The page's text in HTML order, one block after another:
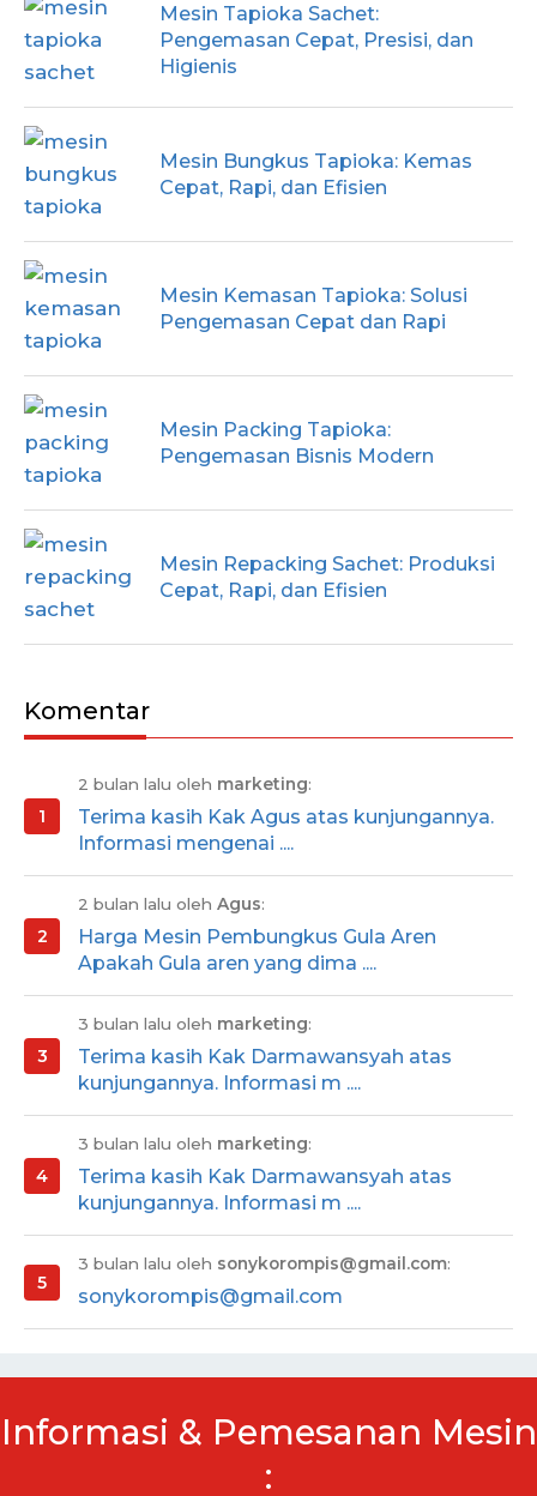
Mesin Tapioka Sachet:
Pengemasan Cepat, Presisi, dan
Higienis
Mesin Bungkus Tapioka: Kemas
Cepat, Rapi, dan Efisien
Mesin Kemasan Tapioka: Solusi
Pengemasan Cepat dan Rapi
Mesin Packing Tapioka:
Pengemasan Bisnis Modern
Mesin Repacking Sachet: Produksi
Cepat, Rapi, dan Efisien
Komentar
2 bulan lalu oleh marketing:
Terima kasih Kak Agus atas kunjungannya.
Informasi mengenai ....
2 bulan lalu oleh Agus:
Harga Mesin Pembungkus Gula Aren
Apakah Gula aren yang dima ....
3 bulan lalu oleh marketing:
Terima kasih Kak Darmawansyah atas
kunjungannya. Informasi m ....
3 bulan lalu oleh marketing:
Terima kasih Kak Darmawansyah atas
kunjungannya. Informasi m ....
3 bulan lalu oleh sonykorompis@gmail.com:
sonykorompis@gmail.com
Informasi & Pemesanan Mesin
: